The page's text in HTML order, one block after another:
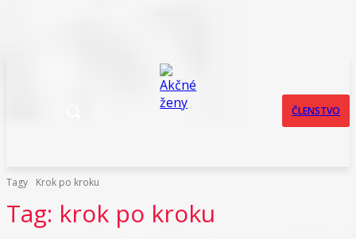
ČLENSTVO
Tagy Krok po kroku
Tag: krok po kroku